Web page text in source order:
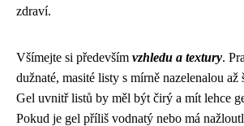
zdraví.
Všímejte si především vzhledu a textury.
dužnaté, masité listy s mírně nazelenalou až
Gel uvnitř listů by měl být čirý a mít lehce
Pokud je gel příliš vodnatý nebo má